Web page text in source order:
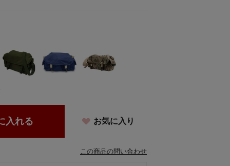
入れる お気に入り
この商品の問い合わせ